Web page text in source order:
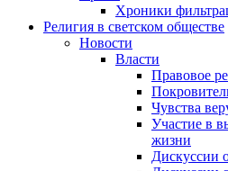
Хроники
Религия в светском обществе
Новости
Власти
Правовое
Чувства
Участие в
жизни
Дискуссии